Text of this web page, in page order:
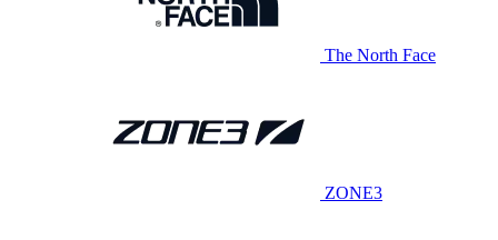
The North Face
ZONE3